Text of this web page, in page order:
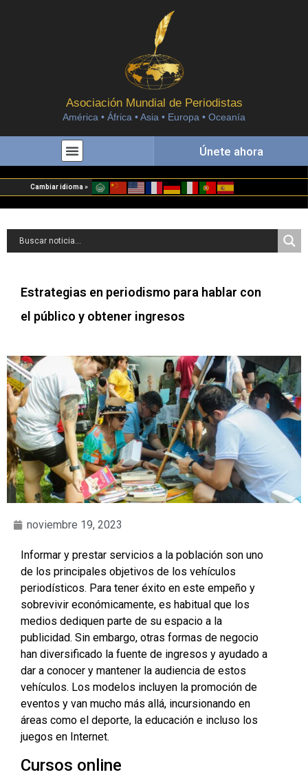
Asociación Mundial de Periodistas
América • África • Asia • Europa • Oceanía
Únete ahora
Cambiar idioma »
Estrategias en periodismo para hablar con
el público y obtener ingresos
noviembre 19, 2023
Informar y prestar servicios a la población son uno
de los principales objetivos de los vehículos
periodísticos. Para tener éxito en este empeño y
sobrevivir económicamente, es habitual que los
medios dediquen parte de su espacio a la
publicidad. Sin embargo, otras formas de negocio
han diversificado la fuente de ingresos y ayudado a
dar a conocer y mantener la audiencia de estos
vehículos. Los modelos incluyen la promoción de
eventos y van mucho más allá, incursionando en
áreas como el deporte, la educación e incluso los
juegos en Internet.
Cursos online